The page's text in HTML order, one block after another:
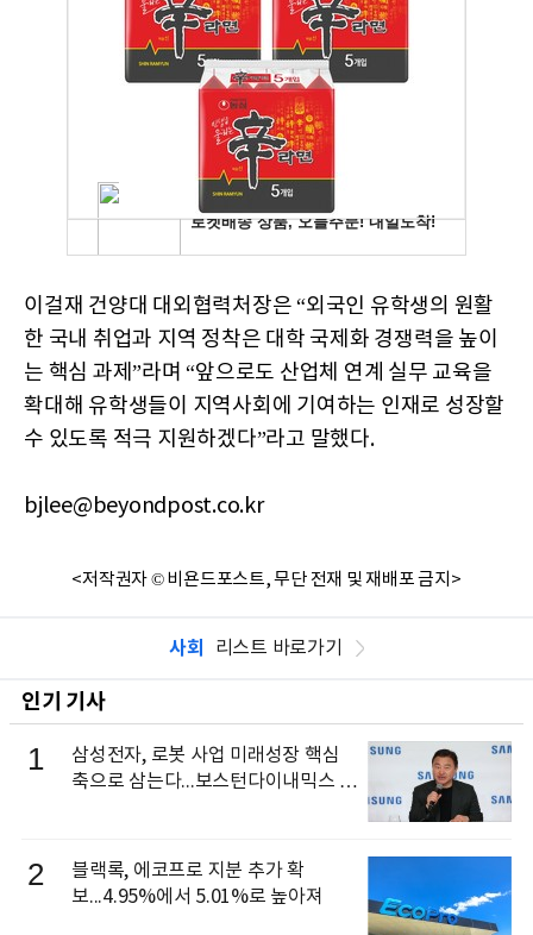
이걸재 건양대 대외협력처장은 “외국인 유학생의 원활
한 국내 취업과 지역 정착은 대학 국제화 경쟁력을 높이
는 핵심 과제”라며 “앞으로도 산업체 연계 실무 교육을
확대해 유학생들이 지역사회에 기여하는 인재로 성장할
수 있도록 적극 지원하겠다”라고 말했다.
bjlee@beyondpost.co.kr
<저작권자 © 비욘드포스트, 무단 전재 및 재배포 금지>
사회 리스트 바로가기
인기 기사
1
삼성전자, 로봇 사업 미래성장 핵심
축으로 삼는다...보스턴다이내믹스 출
2
블랙록, 에코프로 지분 추가 확
보...4.95%에서 5.01%로 높아져